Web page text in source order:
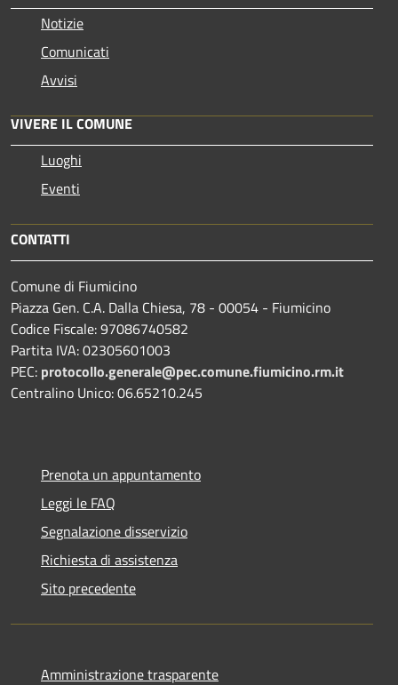
Notizie
Comunicati
Avvisi
VIVERE IL COMUNE
Luoghi
Eventi
CONTATTI
Comune di Fiumicino
Piazza Gen. C.A. Dalla Chiesa, 78 - 00054 - Fiumicino
Codice Fiscale: 97086740582
Partita IVA: 02305601003
PEC: protocollo.generale@pec.comune.fiumicino.rm.it
Centralino Unico: 06.65210.245
Prenota un appuntamento
Leggi le FAQ
Segnalazione disservizio
Richiesta di assistenza
Sito precedente
Amministrazione trasparente